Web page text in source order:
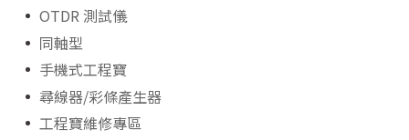
OTDR 測試儀
同軸型
手機式工程寶
尋線器/彩條產生器
工程寶維修專區